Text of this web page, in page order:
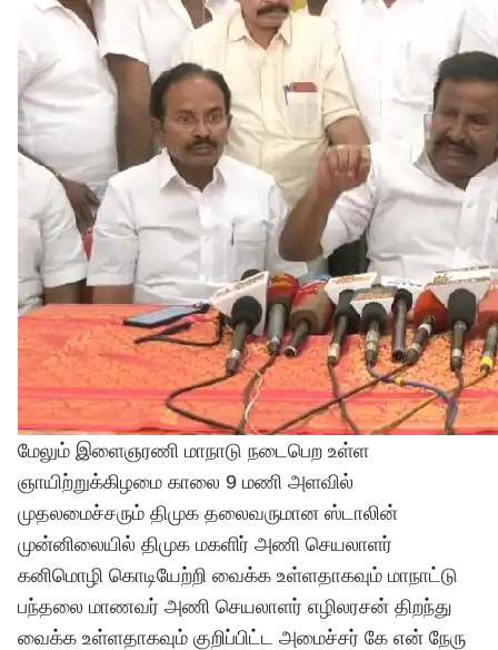
மேலும் இளைஞரணி மாநாடு நடைபெற உள்ள
ஞாயிற்றுக்கிழமை காலை 9 மணி அளவில்
முதலமைச்சரும் திமுக தலைவருமான ஸ்டாலின்
முன்னிலையில் திமுக மகளிர் அணி செயலாளர்
கனிமொழி கொடியேற்றி வைக்க உள்ளதாகவும் மாநாட்டு
பந்தலை மாணவர் அணி செயலாளர் எழிலரசன் திறந்து
வைக்க உள்ளதாகவும் குறிப்பிட்ட அமைச்சர் கே என் நேரு